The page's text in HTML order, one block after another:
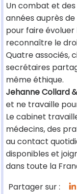
Un combat et
années auprès de
pour faire
reconnaître le
Quatre associés,
secrétaires
même éthique.
Jehanne Collard
et ne travaille
Le cabinet
médecins, des
au contact
disponibles et
dans toute la
Partager sur :